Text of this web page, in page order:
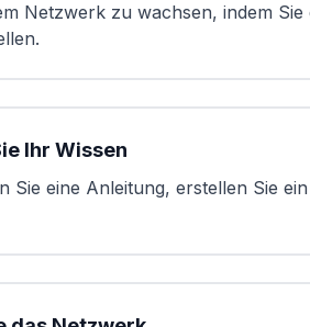
Netzwerk zu wachsen, indem
Ihr Wissen
Sie eine Anleitung, erstellen Sie